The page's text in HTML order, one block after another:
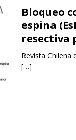
Bloqueo
espina
resectiva
Revista Chilena
[…]